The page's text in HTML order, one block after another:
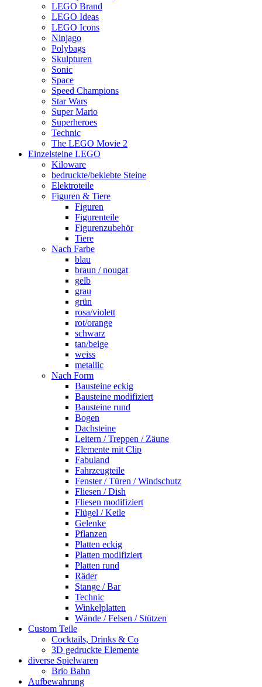
LEGO Brand
LEGO Ideas
LEGO Icons
Ninjago
Polybags
Skulpturen
Sonic
Space
Speed Champions
Star Wars
Super Mario
Superheroes
Technic
The LEGO Movie 2
Einzelsteine LEGO
Kiloware
bedruckte/beklebte Steine
Elektroteile
Figuren & Tiere
Figuren
Figurenteile
Figurenzubehör
Tiere
Nach Farbe
blau
braun / nougat
gelb
grau
grün
rosa/violett
rot/orange
schwarz
tan/beige
weiss
metallic
Nach Form
Bausteine eckig
Bausteine modifiziert
Bausteine rund
Bogen
Dachsteine
Leitern / Treppen / Zäune
Elemente mit Clip
Fabuland
Fahrzeugteile
Fenster / Türen / Windschutz
Fliesen / Dish
Fliesen modifiziert
Flügel / Keile
Gelenke
Pflanzen
Platten eckig
Platten modifiziert
Platten rund
Räder
Stange / Bar
Technic
Winkelplatten
Wände / Felsen / Stützen
Custom Teile
Cocktails, Drinks & Co
3D gedruckte Elemente
diverse Spielwaren
Brio Bahn
Aufbewahrung